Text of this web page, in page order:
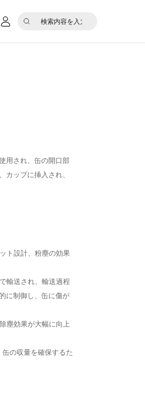
用され、缶の開口部
カップに挿入され、
ト設計、粉塵の効果
輸送され、輸送過程
に制御し、缶に傷が
塵効果が大幅に向上
の収量を確保するた